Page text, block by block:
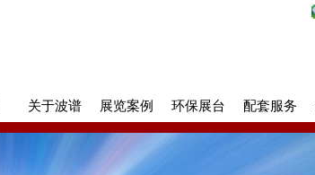
关于波谱 展览案例 环保展台 配套服务